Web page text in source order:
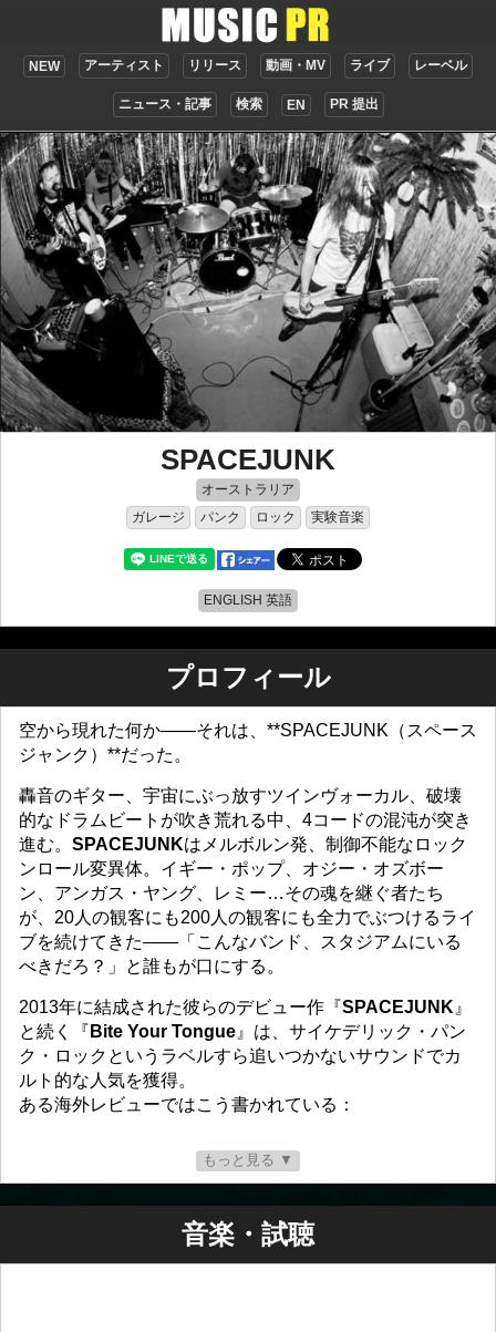
NEW アーティスト リリース 動画・MV ライブ レーベル
ニュース・記事 検索 EN PR 提出
SPACEJUNK
オーストラリア
ガレージ
パンク ロック 実験音楽
ENGLISH 英語
プロフィール
空から現れた何か――それは、**SPACEJUNK（スペース
ジャンク）**だった。
轟音のギター、宇宙にぶっ放すツインヴォーカル、破壊
的なドラムビートが吹き荒れる中、4コードの混沌が突き
進む。 SPACEJUNKはメルボルン発、制御不能なロック
ンロール変異体。イギー・ポップ、オジー・オズボー
ン、アンガス・ヤング、レミー…その魂を継ぐ者たち
が、20人の観客にも200人の観客にも全力でぶつけるライ
ブを続けてきた――「こんなバンド、スタジアムにいる
べきだろ？」と誰もが口にする。
2013年に結成された彼らのデビュー作『SPACEJUNK 』
と続く『 Bite Your Tongue 』は、サイケデリック・パン
ク・ロックというラベルすら追いつかないサウンドでカ
ルト的な人気を獲得。
ある海外レビューではこう書かれている：
そして暴走寸前のエネルギー。酸にまみれたようなボー
止められたホットワイヤード・ロックンロール――これ
はもう、好きになるしかないだろ？」
もっと見る ▼
音楽・試聴